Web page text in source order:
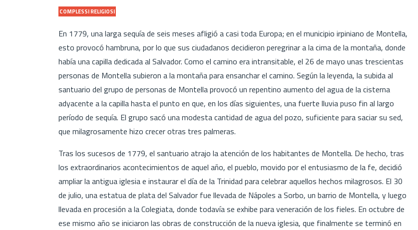
COMPLESSI RELIGIOSI
En 1779, una larga sequía de seis meses afligió a casi toda Europa; en el municipio irpiniano de Montella,
esto provocó hambruna, por lo que sus ciudadanos decidieron peregrinar a la cima de la montaña, donde
había una capilla dedicada al Salvador. Como el camino era intransitable, el 26 de mayo unas trescientas
personas de Montella subieron a la montaña para ensanchar el camino. Según la leyenda, la subida al
santuario del grupo de personas de Montella provocó un repentino aumento del agua de la cisterna
adyacente a la capilla hasta el punto en que, en los días siguientes, una fuerte lluvia puso fin al largo
período de sequía. El grupo sacó una modesta cantidad de agua del pozo, suficiente para saciar su sed,
que milagrosamente hizo crecer otras tres palmeras.
Tras los sucesos de 1779, el santuario atrajo la atención de los habitantes de Montella. De hecho, tras
los extraordinarios acontecimientos de aquel año, el pueblo, movido por el entusiasmo de la fe, decidió
ampliar la antigua iglesia e instaurar el día de la Trinidad para celebrar aquellos hechos milagrosos. El 30
de julio, una estatua de plata del Salvador fue llevada de Nápoles a Sorbo, un barrio de Montella, y luego
llevada en procesión a la Colegiata, donde todavía se exhibe para veneración de los fieles. En octubre de
ese mismo año se iniciaron las obras de construcción de la nueva iglesia, que finalmente se terminó en